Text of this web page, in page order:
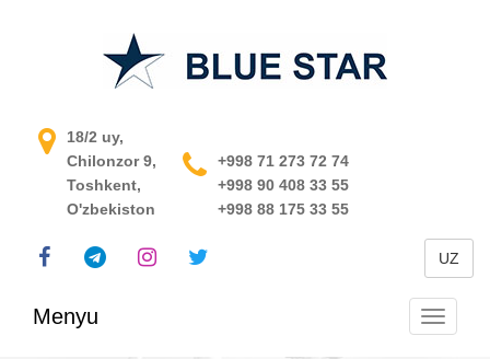
O'zbekistondagi jarayonni
boshqarish tizimi
18/2 uy,
Chilonzor 9,
Toshkent,
O'zbekiston
+998 71 273 72 74
+998 90 408 33 55
+998 88 175 33 55
UZ
Menyu